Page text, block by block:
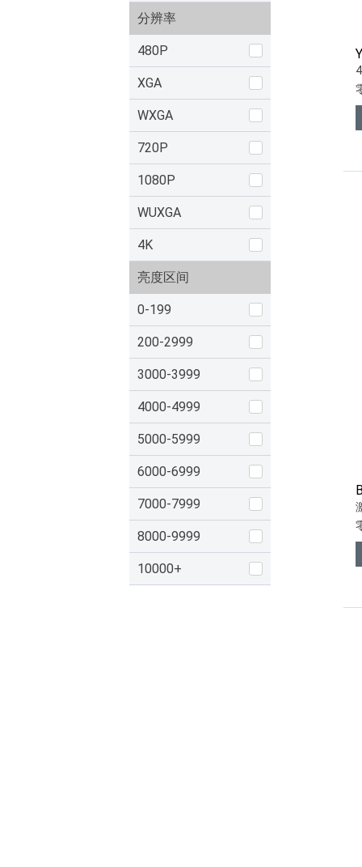
分辨率
480P
XGA
WXGA
720P
1080P
WUXGA
4K
亮度区间
0-199
200-2999
3000-3999
4000-4999
5000-5999
6000-6999
7000-7999
8000-9999
10000+